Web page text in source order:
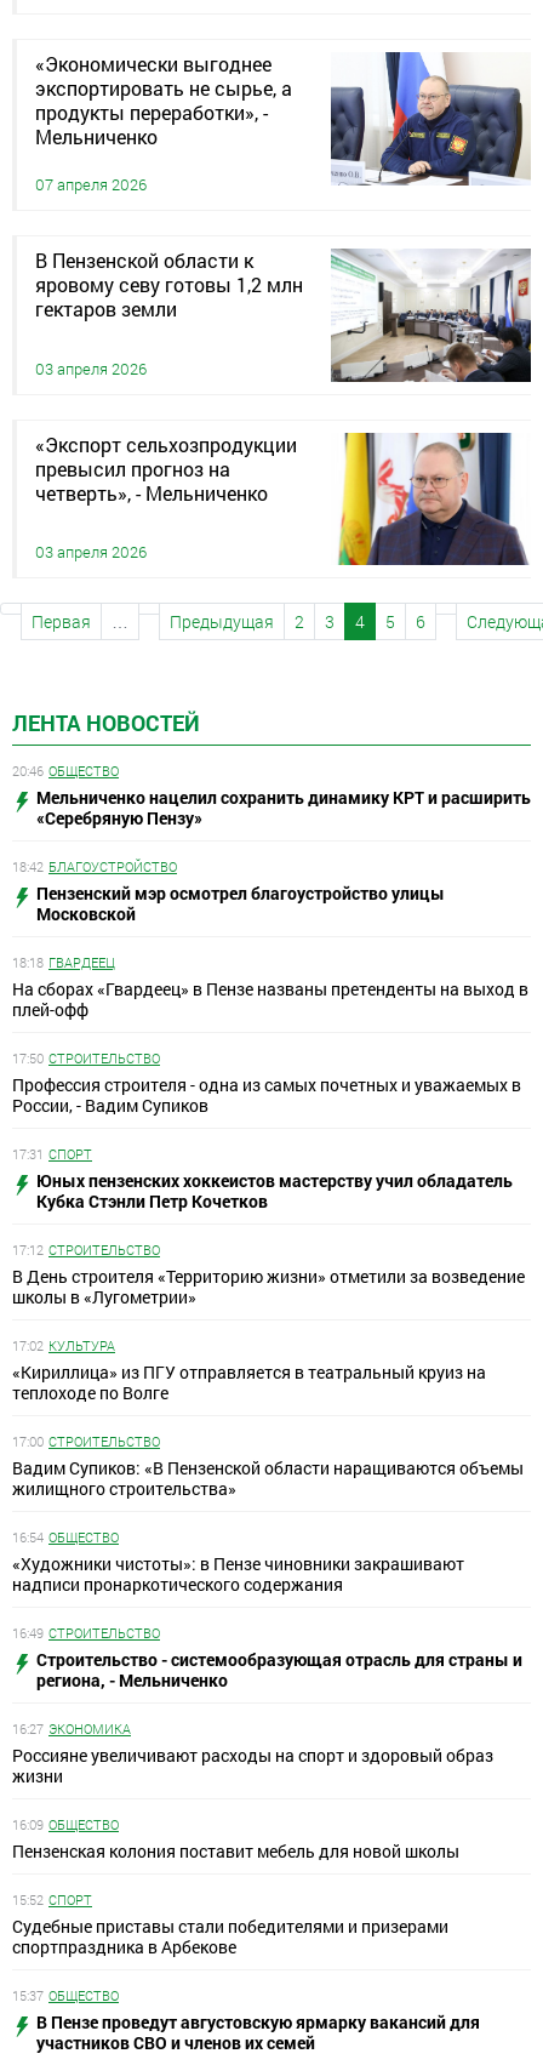
ЛЕНТА НОВОСТЕЙ
20:46 ОБЩЕСТВО
Мельниченко нацелил сохранить динамику КРТ и расширить
«Серебряную Пензу»
18:42 БЛАГОУСТРОЙСТВО
Пензенский мэр осмотрел благоустройство улицы
Московской
18:18 ГВАРДЕЕЦ
На сборах «Гвардеец» в Пензе названы претенденты на выход в
плей-офф
17:50 СТРОИТЕЛЬСТВО
Профессия строителя - одна из самых почетных и уважаемых в
России, - Вадим Супиков
17:31 СПОРТ
Юных пензенских хоккеистов мастерству учил обладатель
Кубка Стэнли Петр Кочетков
17:12 СТРОИТЕЛЬСТВО
В День строителя «Территорию жизни» отметили за возведение
школы в «Лугометрии»
17:02 КУЛЬТУРА
«Кириллица» из ПГУ отправляется в театральный круиз на
теплоходе по Волге
17:00 СТРОИТЕЛЬСТВО
Вадим Супиков: «В Пензенской области наращиваются объемы
жилищного строительства»
16:54 ОБЩЕСТВО
«Художники чистоты»: в Пензе чиновники закрашивают
надписи пронаркотического содержания
16:49 СТРОИТЕЛЬСТВО
Строительство - системообразующая отрасль для страны и
региона, - Мельниченко
16:27 ЭКОНОМИКА
Россияне увеличивают расходы на спорт и здоровый образ
жизни
16:09 ОБЩЕСТВО
Пензенская колония поставит мебель для новой школы
15:52 СПОРТ
Судебные приставы стали победителями и призерами
спортпраздника в Арбекове
15:37 ОБЩЕСТВО
В Пензе проведут августовскую ярмарку вакансий для
участников СВО и членов их семей
«Экономически выгоднее
экспортировать не сырье, а
продукты переработки», -
Мельниченко
07 апреля 2026
В Пензенской области к
яровому севу готовы 1,2 млн
гектаров земли
03 апреля 2026
«Экспорт сельхозпродукции
превысил прогноз на
четверть», - Мельниченко
03 апреля 2026
Первая … Предыдущая 2 3 4 5 6